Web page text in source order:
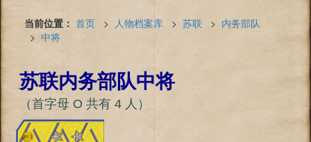
当前位置： 首页 > 人物档案库 > 苏联 > 内务部队
> 中将
苏联内务部队中将
（首字母 О 共有 4 人）